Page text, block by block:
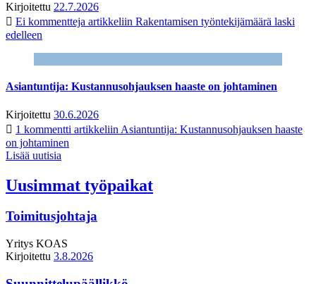
Kirjoitettu 22.7.2026
Ei kommentteja artikkeliin Rakentamisen työntekijämäärä laski
edelleen
Asiantuntija: Kustannusohjauksen haaste on johtaminen
Kirjoitettu 30.6.2026
1 kommentti artikkeliin Asiantuntija: Kustannusohjauksen haaste
on johtaminen
Lisää uutisia
Uusimmat työpaikat
Toimitusjohtaja
Yritys KOAS
Kirjoitettu 3.8.2026